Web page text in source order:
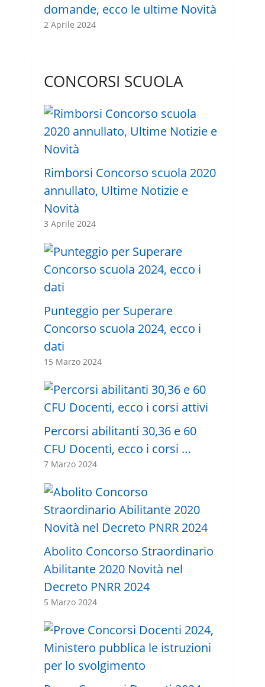
domande, ecco le ultime Novità
2 Aprile 2024
CONCORSI SCUOLA
Rimborsi Concorso scuola 2020
annullato, Ultime Notizie e
Novità
3 Aprile 2024
Punteggio per Superare
Concorso scuola 2024, ecco i
dati
15 Marzo 2024
Percorsi abilitanti 30,36 e 60
CFU Docenti, ecco i corsi …
7 Marzo 2024
Abolito Concorso Straordinario
Abilitante 2020 Novità nel
Decreto PNRR 2024
5 Marzo 2024